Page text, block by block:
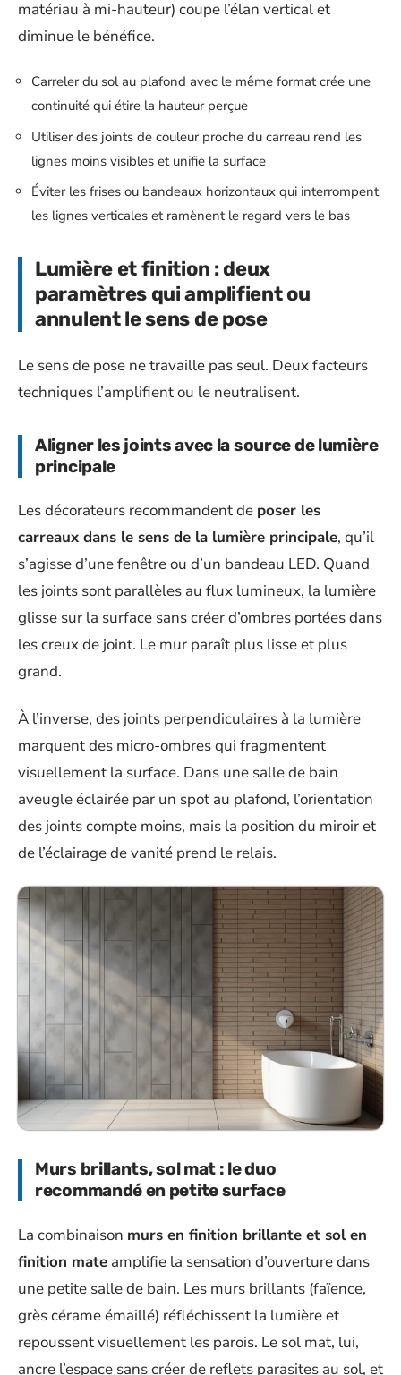
matériau à mi-hauteur) coupe l’élan vertical et
diminue le bénéfice.
Carreler du sol au plafond avec le même format crée une
continuité qui étire la hauteur perçue
Utiliser des joints de couleur proche du carreau rend les
lignes moins visibles et unifie la surface
Éviter les frises ou bandeaux horizontaux qui interrompent
les lignes verticales et ramènent le regard vers le bas
Lumière et finition : deux
paramètres qui amplifient ou
annulent le sens de pose
Le sens de pose ne travaille pas seul. Deux facteurs
techniques l’amplifient ou le neutralisent.
Aligner les joints avec la source de lumière
principale
Les décorateurs recommandent de poser les
carreaux dans le sens de la lumière principale, qu’il
s’agisse d’une fenêtre ou d’un bandeau LED. Quand
les joints sont parallèles au flux lumineux, la lumière
glisse sur la surface sans créer d’ombres portées dans
les creux de joint. Le mur paraît plus lisse et plus
grand.
À l’inverse, des joints perpendiculaires à la lumière
marquent des micro-ombres qui fragmentent
visuellement la surface. Dans une salle de bain
aveugle éclairée par un spot au plafond, l’orientation
des joints compte moins, mais la position du miroir et
de l’éclairage de vanité prend le relais.
Murs brillants, sol mat : le duo
recommandé en petite surface
La combinaison murs en finition brillante et sol en
finition mate amplifie la sensation d’ouverture dans
une petite salle de bain. Les murs brillants (faïence,
grès cérame émaillé) réfléchissent la lumière et
repoussent visuellement les parois. Le sol mat, lui,
ancre l’espace sans créer de reflets parasites au sol, et